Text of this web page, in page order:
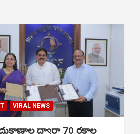
VIRAL NEWS
ద్వారా 70 రకాల